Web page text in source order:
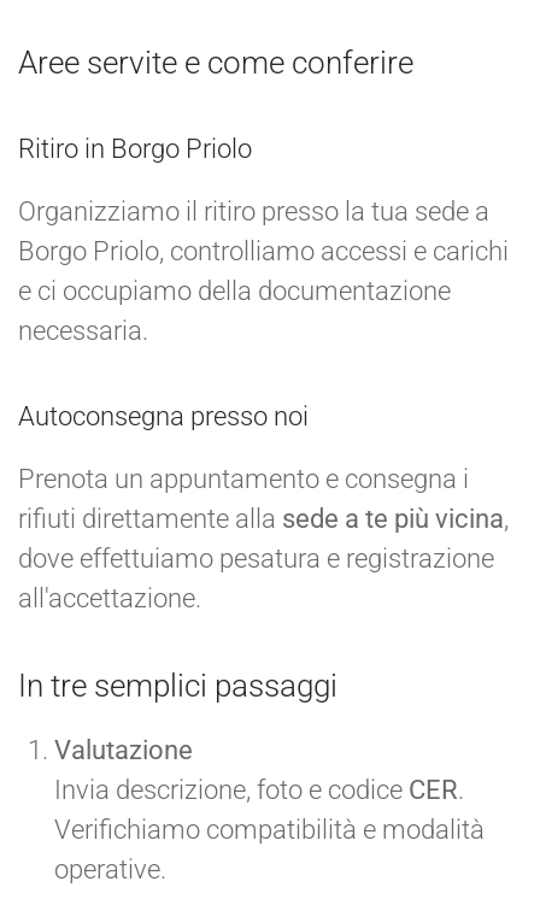
Aree servite e come conferire
Ritiro in Borgo Priolo
Organizziamo il ritiro presso la tua sede a
Borgo Priolo, controlliamo accessi e carichi
e ci occupiamo della documentazione
necessaria.
Autoconsegna presso noi
Prenota un appuntamento e consegna i
rifiuti direttamente alla sede a te più vicina,
dove effettuiamo pesatura e registrazione
all'accettazione.
In tre semplici passaggi
Valutazione
Invia descrizione, foto e codice CER.
Verifichiamo compatibilità e modalità
operative.